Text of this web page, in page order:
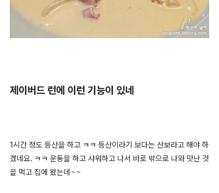
제이버드 런에 이런 기능이 있네
1시간 정도 등산을 하고 ㅋㅋ 등산이라기 보다는 산보라고 해야 하
겠네요. ㅋㅋ 운동을 하고 샤워하고 나서 바로 밖으로 나와 맛난 것
을 먹고 집에 왔는데~~